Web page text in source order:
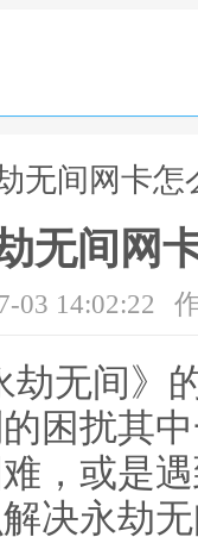
无间网卡怎
无间网
03 14:02:22
劫无间》
困扰其
，或是
决永劫